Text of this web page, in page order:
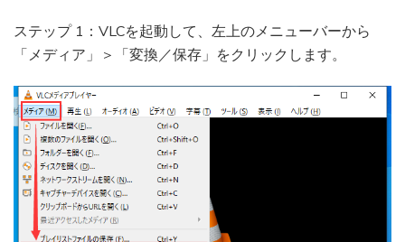
ステップ 1：VLCを起動して、左上のメニューバーから
「メディア」＞「変換／保存」をクリックします。